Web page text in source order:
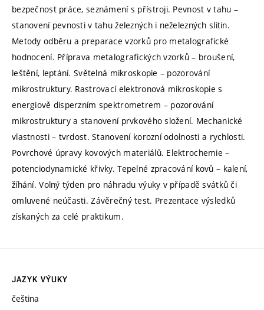
bezpečnost práce, seznámení s přístroji. Pevnost v tahu –
stanovení pevnosti v tahu železných i neželezných slitin.
Metody odběru a preparace vzorků pro metalografické
hodnocení. Příprava metalografických vzorků – broušení,
leštění, leptání. Světelná mikroskopie – pozorování
mikrostruktury. Rastrovací elektronová mikroskopie s
energiově disperzním spektrometrem – pozorování
mikrostruktury a stanovení prvkového složení. Mechanické
vlastnosti – tvrdost. Stanovení korozní odolnosti a rychlosti.
Povrchové úpravy kovových materiálů. Elektrochemie –
potenciodynamické křivky. Tepelné zpracování kovů – kalení,
žíhání. Volný týden pro náhradu výuky v případě svátků či
omluvené neúčasti. Závěrečný test. Prezentace výsledků
získaných za celé praktikum.
JAZYK VÝUKY
čeština